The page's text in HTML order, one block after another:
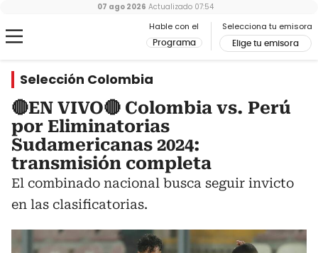
Hable con el
Programa
Selecciona tu emisora
Elige tu emisora
07 ago 2026 Actualizado 07:54
Selección Colombia
🔴EN VIVO🔴 Colombia vs. Perú
por Eliminatorias
Sudamericanas 2024:
transmisión completa
El combinado nacional busca seguir invicto
en las clasificatorias.